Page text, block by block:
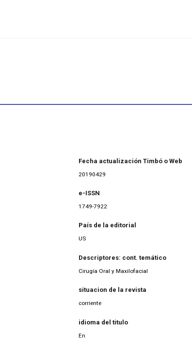
Fecha actualización Timbó o Web
20190429
e-ISSN
1749-7922
País de la editorial
US
Descriptores: cont. temático
Cirugía Oral y Maxilofacial
situacion de la revista
corriente
idioma del titulo
En